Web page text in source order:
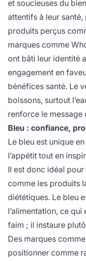
et soucieuses du
attentifs à leur
produits perçus
marques comme
ont bâti leur identité
engagement en
bénéfices santé. Le
boissons, surtout
renforce le message
Bleu : confiance,
Le bleu est unique
l’appétit tout en
Il est donc idéal
comme les produits
diététiques. Le bleu
l’alimentation, ce
faim ; il instaure
Des marques
positionner comme